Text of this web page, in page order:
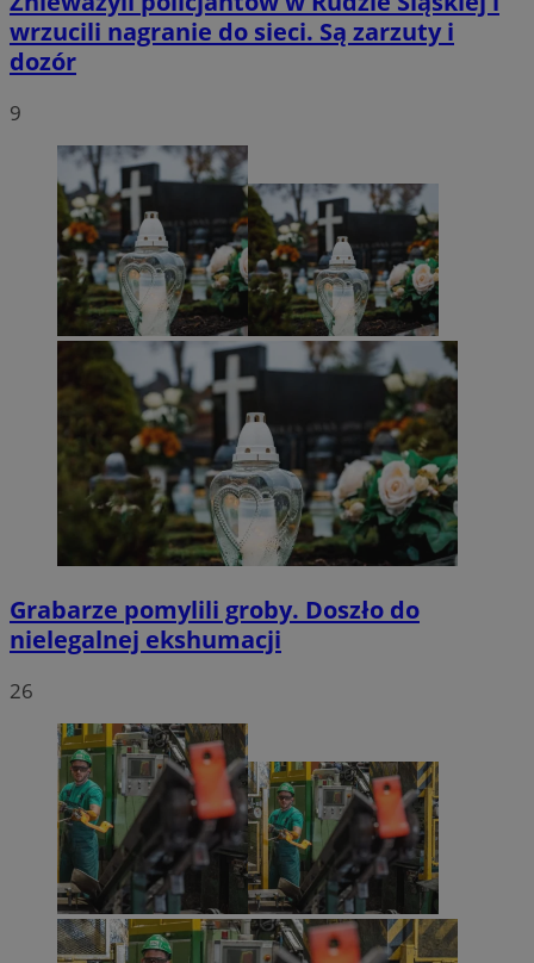
wrzucili nagranie do sieci. Są zarzuty i
dozór
9
Grabarze pomylili groby. Doszło do
nielegalnej ekshumacji
26